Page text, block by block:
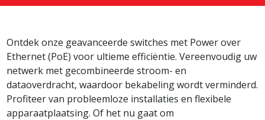
Ontdek onze geavanceerde switches met Power over
Ethernet (PoE) voor ultieme efficiëntie. Vereenvoudig uw
netwerk met gecombineerde stroom- en
dataoverdracht, waardoor bekabeling wordt verminderd.
Profiteer van probleemloze installaties en flexibele
apparaatplaatsing. Of het nu gaat om